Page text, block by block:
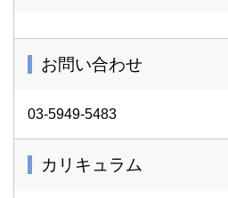
お問い合わせ
03-5949-5483
カリキュラム